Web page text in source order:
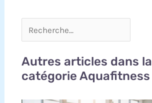
Autres articles dans la
catégorie Aquafitness